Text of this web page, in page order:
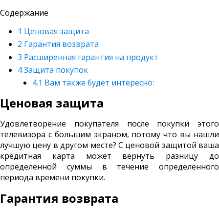
Содержание
1 Ценовая защита
2 Гарантия возврата
3 Расширенная гарантия на продукт
4Защита покупок
4.1 Вам также будет интересно:
Ценовая защита
Удовлетворение покупателя после покупки этого
телевизора с большим экраном, потому что вы нашли
лучшую цену в другом месте? С ценовой защитой ваша
кредитная карта может вернуть разницу до
определенной суммы в течение определенного
периода времени покупки.
Гарантия возврата